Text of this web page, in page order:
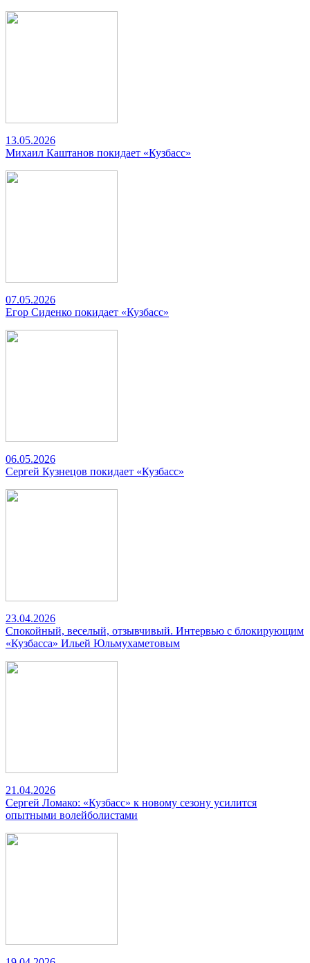
13.05.2026
Михаил Каштанов покидает «Кузбасс»
07.05.2026
Егор Сиденко покидает «Кузбасс»
06.05.2026
Сергей Кузнецов покидает «Кузбасс»
23.04.2026
Спокойный, веселый, отзывчивый. Интервью с блокирующим
«Кузбасса» Ильей Юльмухаметовым
21.04.2026
Сергей Ломако: «Кузбасс» к новому сезону усилится
опытными волейболистами